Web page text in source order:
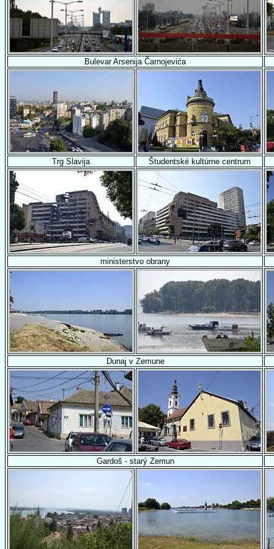
Bulevar Arsenija Čarnojevića
Trg Slavija Študentské kultúrne centrum
ministerstvo obrany
Dunaj v Zemune
Gardoš - starý Zemun